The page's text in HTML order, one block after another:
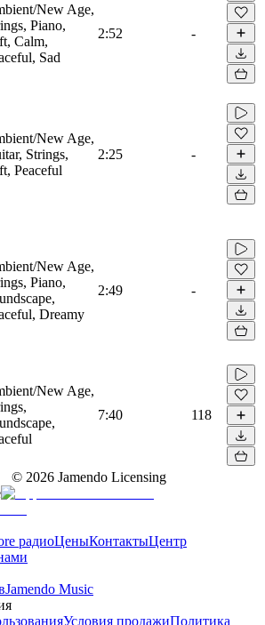
New Age,
Piano,
Calm,
Sad
2:52 -
New Age,
Strings,
Peaceful
2:25 -
New Age,
Piano,
Dreamy
2:49 -
New Age,
7:40 118
© 2026 Jamendo Licensing
радиоЦеныКонтактыЦентр
Jamendo Music
Условия продажиПолитика